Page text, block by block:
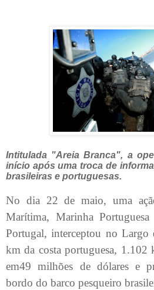
Intitulada "Areia Branca", a
início após uma troca de
brasileiras e portuguesas.
No dia 22 de maio, uma
Marítima, Marinha
Portugal, interceptou no Largo
km da costa portuguesa, 1.102
em49 milhões de dólares e
bordo do barco pesqueiro